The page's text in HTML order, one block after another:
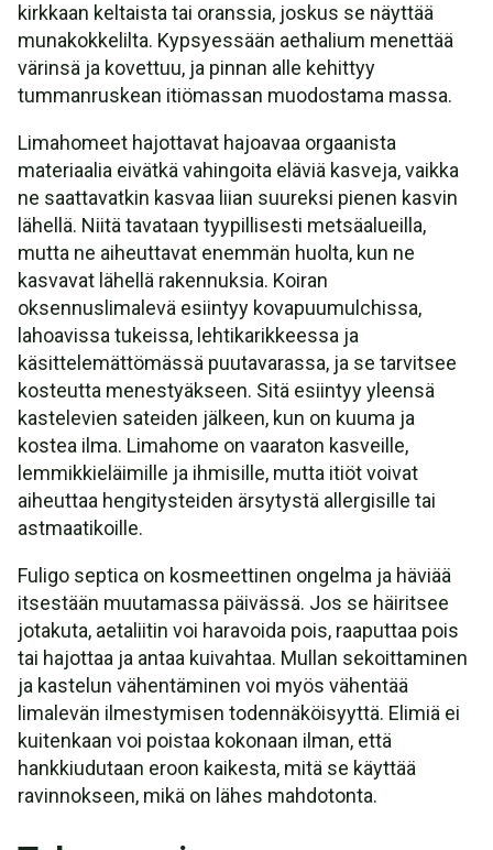
kirkkaan keltaista tai oranssia, joskus se näyttää
munakokkelilta. Kypsyessään aethalium menettää
värinsä ja kovettuu, ja pinnan alle kehittyy
tummanruskean itiömassan muodostama massa.
Limahomeet hajottavat hajoavaa orgaanista
materiaalia eivätkä vahingoita eläviä kasveja, vaikka
ne saattavatkin kasvaa liian suureksi pienen kasvin
lähellä. Niitä tavataan tyypillisesti metsäalueilla,
mutta ne aiheuttavat enemmän huolta, kun ne
kasvavat lähellä rakennuksia. Koiran
oksennuslimalevä esiintyy kovapuumulchissa,
lahoavissa tukeissa, lehtikarikkeessa ja
käsittelemättömässä puutavarassa, ja se tarvitsee
kosteutta menestyäkseen. Sitä esiintyy yleensä
kastelevien sateiden jälkeen, kun on kuuma ja
kostea ilma. Limahome on vaaraton kasveille,
lemmikkieläimille ja ihmisille, mutta itiöt voivat
aiheuttaa hengitysteiden ärsytystä allergisille tai
astmaatikoille.
Fuligo septica on kosmeettinen ongelma ja häviää
itsestään muutamassa päivässä. Jos se häiritsee
jotakuta, aetaliitin voi haravoida pois, raaputtaa pois
tai hajottaa ja antaa kuivahtaa. Mullan sekoittaminen
ja kastelun vähentäminen voi myös vähentää
limalevän ilmestymisen todennäköisyyttä. Elimiä ei
kuitenkaan voi poistaa kokonaan ilman, että
hankkiudutaan eroon kaikesta, mitä se käyttää
ravinnokseen, mikä on lähes mahdotonta.